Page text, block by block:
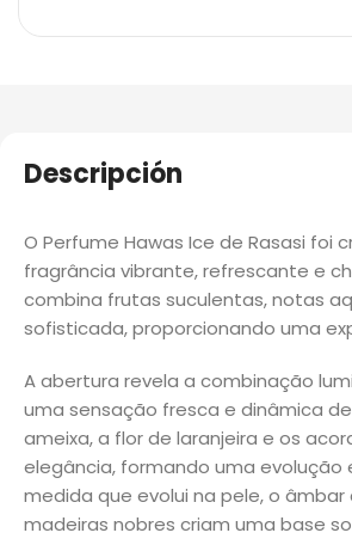
Descripción
O Perfume Hawas Ice de Rasasi foi
fragrância vibrante, refrescante e
combina frutas suculentas, notas
sofisticada, proporcionando uma
A abertura revela a combinação
uma sensação fresca e dinâmica
ameixa, a flor de laranjeira e os
elegância, formando uma
medida que evolui na pele, o
madeiras nobres criam uma base